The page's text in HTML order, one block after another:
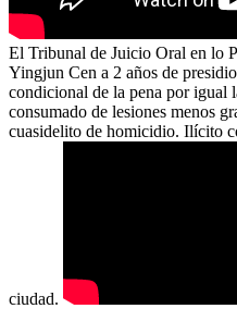
El Tribunal de Juicio Oral en lo
Yingjun Cen a 2 años de
condicional de la pena por igual
consumado de lesiones menos
cuasidelito de homicidio. Ilícito
ciudad.